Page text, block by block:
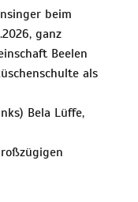
beim
ganz
Beelen
als
Bela Lüffe,